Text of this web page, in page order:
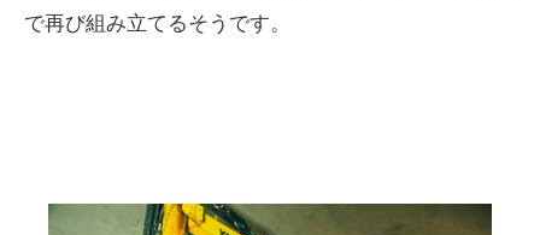
で再び組み立てるそうです。